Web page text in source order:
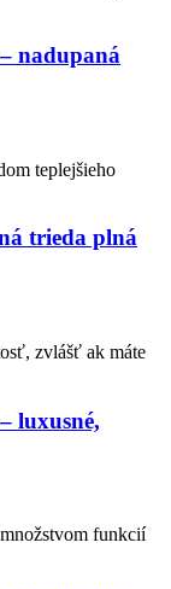
nadupaná
teplejšieho
trieda plná
zvlášť ak máte
luxusné,
funkcií